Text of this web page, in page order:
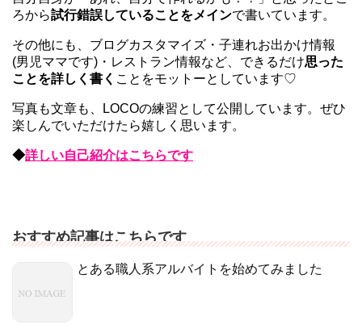
ろから試行錯誤していることをメインで書いています。
その他にも、ブログカスタマイズ・子連れお出かけ情報
(男児ママです)・レストラン情報など、できるだけ思った
ことを詳しく書く ことをモットーとしています♡
写真も文章も、LOCOの練習として公開しています。ぜひ
楽しんでいただけたら嬉しく思います。
◆詳しい自己紹介はこちらです
おすすめ記事はこちらです
とある職人系アルバイトを始めてみました